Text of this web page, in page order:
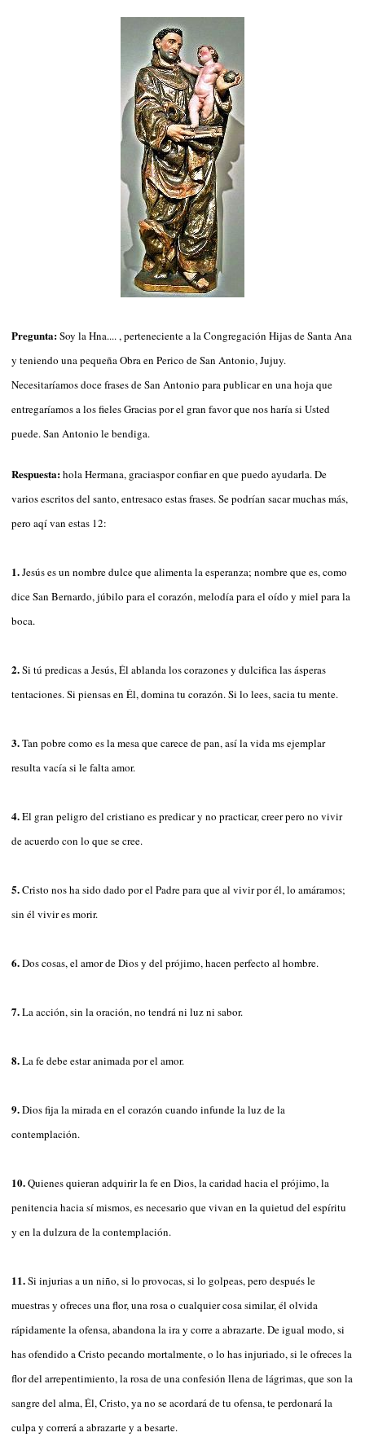
Pregunta:Soy la Hna.... , perteneciente a la Congregación Hijas de Santa Ana
y teniendo una pequeña Obra en Perico de San Antonio, Jujuy.
Necesitaríamos doce frases de San Antonio para publicar en una hoja que
entregaríamos a los fieles Gracias por el gran favor que nos haría si Usted
puede. San Antonio le bendiga.
Respuesta:hola Hermana, graciaspor confiar en que puedo ayudarla. De
varios escritos del santo, entresaco estas frases. Se podrían sacar muchas más,
pero aqí van estas 12:
1.Jesús es un nombre dulce que alimenta la esperanza; nombre que es, como
dice San Bernardo, júbilo para el corazón, melodía para el oído y miel para la
boca.
2.Si tú predicas a Jesús, Él ablanda los corazones y dulcifica las ásperas
tentaciones. Si piensas en Él, domina tu corazón. Si lo lees, sacia tu mente.
3.Tan pobre como es la mesa que carece de pan, así la vida ms ejemplar
resulta vacía si le falta amor.
4.El gran peligro del cristiano es predicar y no practicar, creer pero no vivir
de acuerdo con lo que se cree.
5.Cristo nos ha sido dado por el Padre para que al vivir por él, lo amáramos;
sin él vivir es morir.
6.Dos cosas, el amor de Dios y del prójimo, hacen perfecto al hombre.
7.La acción, sin la oración, no tendrá ni luz ni sabor.
8.La fe debe estar animada por el amor.
9.Dios fija la mirada en el corazón cuando infunde la luz de la
contemplación.
10.Quienes quieran adquirir la fe en Dios, la caridad hacia el prójimo, la
penitencia hacia sí mismos, es necesario que vivan en la quietud del espíritu
y en la dulzura de la contemplación.
11.Si injurias a un niño, si lo provocas, si lo golpeas, pero después le
muestras y ofreces una flor, una rosa o cualquier cosa similar, él olvida
rápidamente la ofensa, abandona la ira y corre a abrazarte. De igual modo, si
has ofendido a Cristo pecando mortalmente, o lo has injuriado, si le ofreces la
flor del arrepentimiento, la rosa de una confesión llena de lágrimas, que son la
sangre del alma, Él, Cristo, ya no se acordará de tu ofensa, te perdonará la
culpa y correrá a abrazarte y a besarte.